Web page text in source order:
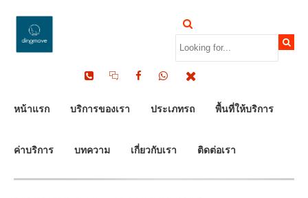
หน้าแรก บริการของเรา ประเภทรถ พื้นที่ให้บริการ
ค่าบริการ บทความ เกี่ยวกับเรา ติดต่อเรา